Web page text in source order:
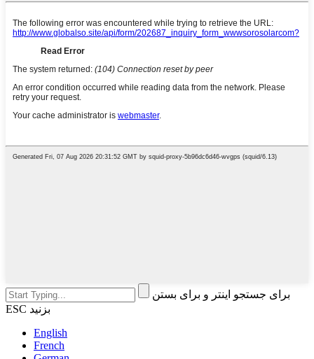
برای جستجو اینتر و برای بستن
ESC بزنید
English
French